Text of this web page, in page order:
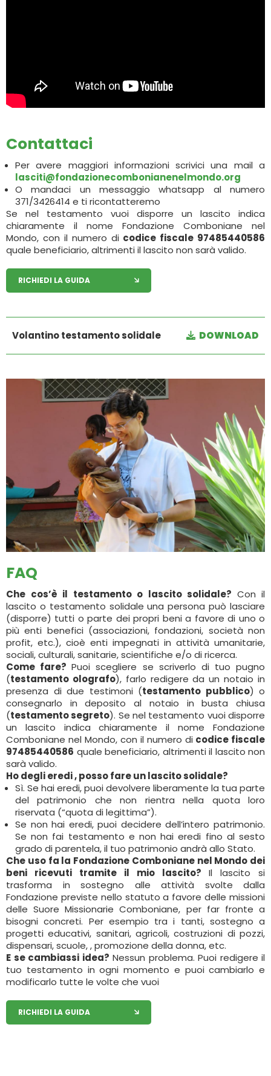
Contattaci
Per avere maggiori informazioni scrivici una mail a
lasciti@fondazionecombonianenelmondo.org
O mandaci un messaggio whatsapp al numero
371/3426414 e ti ricontatteremo
Se nel testamento vuoi disporre un lascito indica
chiaramente il nome Fondazione Comboniane nel
Mondo, con il numero di codice fiscale 97485440586
quale beneficiario, altrimenti il lascito non sarà valido.
RICHIEDI LA GUIDA
Volantino testamento solidale DOWNLOAD
FAQ
Che cos’è il testamento o lascito solidale? Con il
lascito o testamento solidale una persona può lasciare
(disporre) tutti o parte dei propri beni a favore di uno o
più enti benefici (associazioni, fondazioni, società non
profit, etc.), cioè enti impegnati in attività umanitarie,
sociali, culturali, sanitarie, scientifiche e/o di ricerca.
Come fare?Puoi scegliere se scriverlo di tuo pugno
(testamento olografo), farlo redigere da un notaio in
presenza di due testimoni (testamento pubblico) o
consegnarlo in deposito al notaio in busta chiusa
(testamento segreto). Se nel testamento vuoi disporre
un lascito indica chiaramente il nome Fondazione
Comboniane nel Mondo, con il numero di codice fiscale
97485440586 quale beneficiario, altrimenti il lascito non
sarà valido.
Ho degli eredi , posso fare un lascito solidale?
Sì. Se hai eredi, puoi devolvere liberamente la tua parte
del patrimonio che non rientra nella quota loro
riservata (“quota di legittima”).
Se non hai eredi, puoi decidere dell’intero patrimonio.
Se non fai testamento e non hai eredi fino al sesto
grado di parentela, il tuo patrimonio andrà allo Stato.
Che uso fa la Fondazione Comboniane nel Mondo dei
beni ricevuti tramite il mio lascito? Il lascito si
trasforma in sostegno alle attività svolte dalla
Fondazione previste nello statuto a favore delle missioni
delle Suore Missionarie Comboniane, per far fronte a
bisogni concreti. Per esempio tra i tanti, sostegno a
progetti educativi, sanitari, agricoli, costruzioni di pozzi,
dispensari, scuole, , promozione della donna, etc.
E se cambiassi idea? Nessun problema. Puoi redigere il
tuo testamento in ogni momento e puoi cambiarlo e
modificarlo tutte le volte che vuoi
RICHIEDI LA GUIDA